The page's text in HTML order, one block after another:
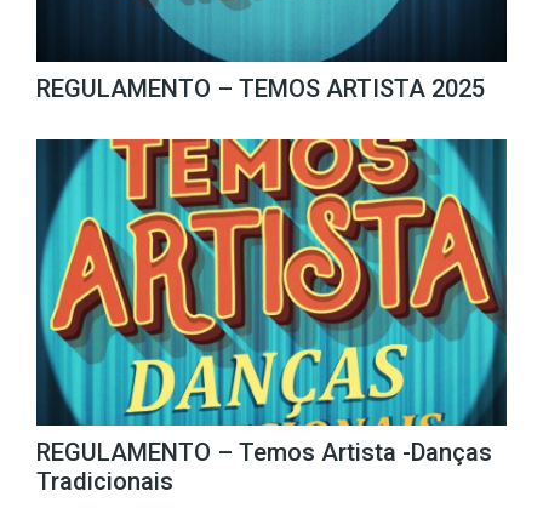
REGULAMENTO – TEMOS ARTISTA 2025
REGULAMENTO – Temos Artista -Danças
Tradicionais